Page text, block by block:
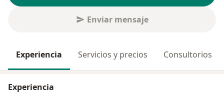
Enviar mensaje
Experiencia Servicios y precios Consultorios
Experiencia